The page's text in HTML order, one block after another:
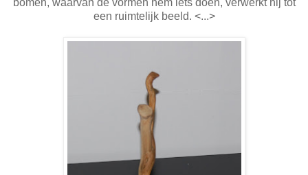
een ruimtelijk beeld. <...>